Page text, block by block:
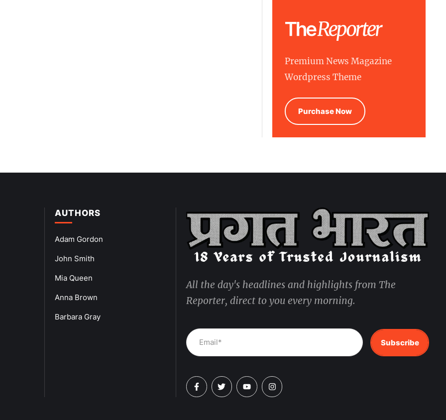
Premium News Magazine
Wordpress Theme
Purchase Now
AUTHORS
Adam Gordon
John Smith
Mia Queen
Anna Brown
Barbara Gray
All the day's headlines and highlights from The
Reporter, direct to you every morning.
Subscribe